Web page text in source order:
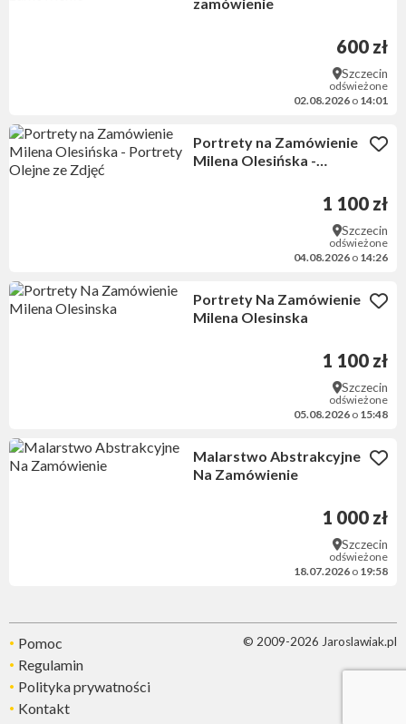
600 zł
Szczecin
odświeżone
02.08.2026 o 14:01
Portrety na Zamówienie
Milena Olesińska -
1 100 zł
Szczecin
odświeżone
04.08.2026 o 14:26
Portrety Na Zamówienie
Milena Olesinska
1 100 zł
Szczecin
odświeżone
05.08.2026 o 15:48
Malarstwo Abstrakcyjne
Na Zamówienie
1 000 zł
Szczecin
odświeżone
18.07.2026 o 19:58
Pomoc
Regulamin
Polityka prywatności
Kontakt
© 2009-2026 Jaroslawiak.pl